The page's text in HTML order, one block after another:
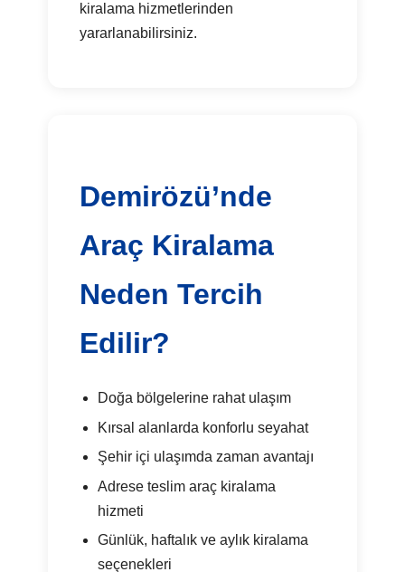
kiralama hizmetlerinden
yararlanabilirsiniz.
Demirözü’nde
Araç Kiralama
Neden Tercih
Edilir?
Doğa bölgelerine rahat ulaşım
Kırsal alanlarda konforlu seyahat
Şehir içi ulaşımda zaman avantajı
Adrese teslim araç kiralama
hizmeti
Günlük, haftalık ve aylık kiralama
seçenekleri